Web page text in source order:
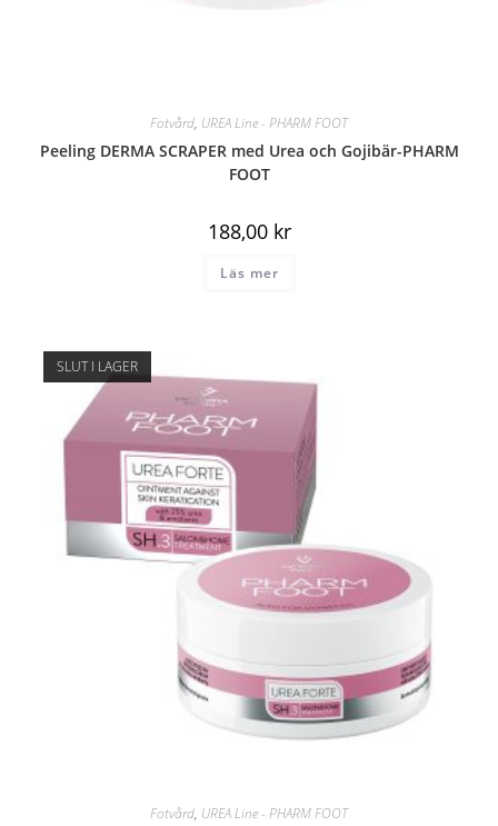
Fotvård, UREA Line - PHARM FOOT
Peeling DERMA SCRAPER med Urea och Gojibär-PHARM
FOOT
188,00 kr
Läs mer
SLUT I LAGER
Fotvård, UREA Line - PHARM FOOT